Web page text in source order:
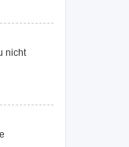
nicht